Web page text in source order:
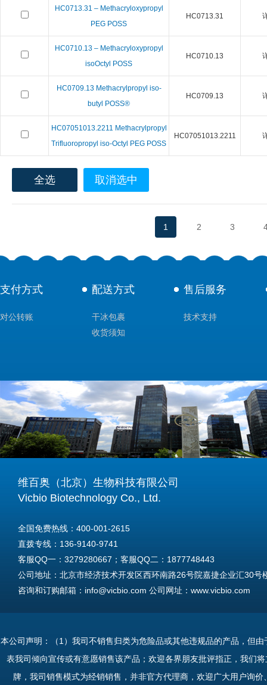
HC0713.31 – Methacryloxypropyl
PEG POSS
HC0713.31
HC0710.13 – Methacryloxypropyl
isoOctyl POSS
HC0710.13
HC0709.13 Methacrylpropyl iso-
butyl POSS®
HC0709.13
HC07051013.2211 Methacrylpropyl
Trifluoropropyl iso-Octyl PEG POSS
HC07051013.2211
全选 取消选中
1 2 3
支付方式
对公转账
配送方式
干冰包裹
收货须知
售后服务
技术支持
维百奥（北京）生物科技有限公司
Vicbio Biotechnology Co., Ltd.
全国免费热线：400-001-2615
直拨专线：136-9140-9741
客服QQ一：3279280667；客服QQ二：1877748443
公司地址：北京市经济技术开发区西环南路26号院嘉捷企业汇30号
咨询和订购邮箱：info@vicbio.com 公司网址：www.vicbio.com
Tel: +86-13691409741
本公司声明：（1）我司不销售归类为危险品或其他违规品的产品，但
表我司倾向宣传或有意愿销售该产品；欢迎各界朋友批评指正，我们
牌，我司销售模式为经销销售，并非官方代理商，欢迎广大用户询